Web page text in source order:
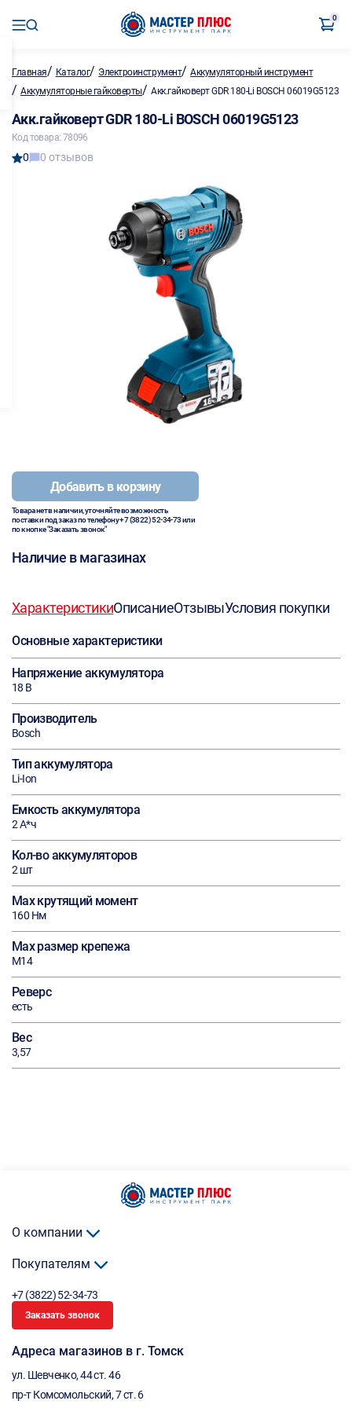
0
Главная/ Каталог/ Электроинструмент/Аккумуляторный инструмент
/ Аккумуляторные гайковерты/ Акк.гайковерт GDR 180-Li BOSCH 06019G5123
Акк.гайковерт GDR 180-Li BOSCH 06019G5123
Код товара: 78096
0 0 отзывов
Добавить в корзину
Товара нет в наличии, уточняйте возможность
поставки под заказ по телефону+7 (3822) 52-34-73или
по кнопке "Заказать звонок"
Наличие в магазинах
ХарактеристикиОписаниеОтзывыУсловия покупки
Основные характеристики
Напряжение аккумулятора
18 В
Производитель
Bosch
Тип аккумулятора
Li-Ion
Емкость аккумулятора
2 А*ч
Кол-во аккумуляторов
2 шт
Max крутящий момент
160 Нм
Max размер крепежа
М14
Реверс
есть
Вес
3,57
О компании
Покупателям
+7 (3822) 52-34-73
Заказать звонок
Адреса магазинов в г. Томск
ул. Шевченко, 44 ст. 46
пр-т Комсомольский, 7 ст. 6